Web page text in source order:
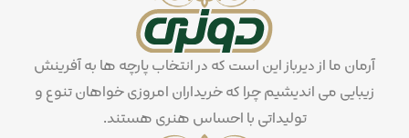
آرمان ما از دیرباز این است که در انتخاب پارچه ها به آفرینش
زیبایی می اندیشیم چرا که خریداران امروزی خواهان تنوع و
تولیداتی با احساس هنری هستند.